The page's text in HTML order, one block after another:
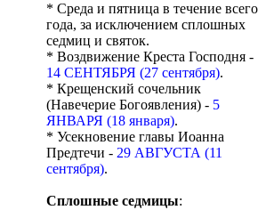
* Среда и пятница в течение всего
года, за исключением сплошных
седмиц и святок.
* Воздвижение Креста Господня -
14 СЕНТЯБРЯ (27 сентября).
* Крещенский сочельник
(Навечерие Богоявления) - 5
ЯНВАРЯ (18 января).
* Усекновение главы Иоанна
Предтечи - 29 АВГУСТА (11
сентября).
Сплошные седмицы: